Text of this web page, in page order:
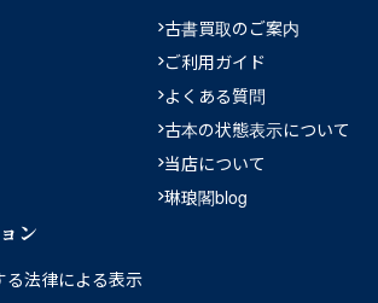
古書買取のご案内
ご利用ガイド
よくある質問
古本の状態表示について
当店について
琳琅閣blog
ン
法律による表示